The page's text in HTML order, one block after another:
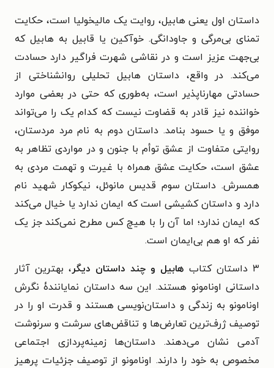
داستان اول یعنی هابیل، روایت یک مالیخولیا است، حکایت
تمنای بی‌مرگی و جاودانگی. خوآکین یا قابیل به هابیل که
بی‌جهت عزیز است و در نقاشی شهرت فراگیر دارد حسادت
می‌کند. در واقع، داستان هابیل تحلیلی روانشناختی از
حسادتی مهارناپذیر است، به‌طوری که حتی در بعضی موارد
خواننده نیز قادر به قضاوت نیست که کدام یک را می‌تواند
موفق و یا حسود بنامد. داستان دوم به نام مرد مردستان،
روایتی متفاوت از عشق توأم با جنون و در مواردی تظاهر به
عشق است، حکایت عشق همراه با غیرت و تهمت مردی به
همسرش. داستان سوم قدیس مانوئل، نیکوکار شهید نام
دارد و داستان کشیشی است که ایمان ندارد یا خیال می‌کند
که ایمان ندارد؛ اما آن را با هیچ کس مطرح نمی‌کند جز یک
نفر که او هم بی‌ایمان است.
۳ داستان کتاب هابیل و چند داستان دیگر، بهترین آثار
داستانی اونامونو هستند. این سه داستان نمایانندۀ نگرش
اونامونو به زندگی و داستان‌نویسی هستند و قدرت او را در
توصیف ژرف‌ترین تعارض‌ها و تناقض‌های سرشت و سرنوشت
آدمی نشان می‌دهند. داستان‌ها زمینه‌پردازی اجتماعی
مخصوص به خود را دارند. اونامونو از توصیف جزئیات پرهیز